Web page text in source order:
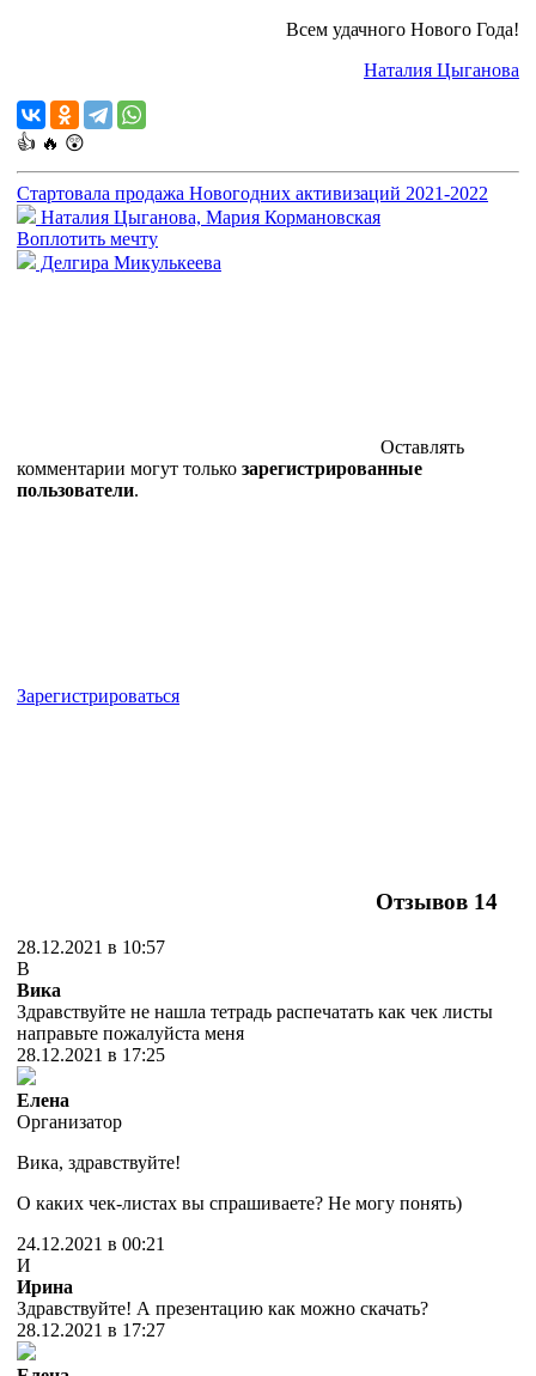
Всем удачного Нового Года!
Наталия Цыганова
👍 🔥 😲
Стартовала продажа Новогодних активизаций 2021-2022
Наталия Цыганова, Мария Кормановская
Воплотить мечту
Делгира Микулькеева
Оставлять
комментарии могут только зарегистрированные
пользователи.
Зарегистрироваться
Отзывов 14
28.12.2021 в 10:57
В
Вика
Здравствуйте не нашла тетрадь распечатать как чек листы
направьте пожалуйста меня
28.12.2021 в 17:25
Елена
Организатор
Вика, здравствуйте!
О каких чек-листах вы спрашиваете? Не могу понять)
24.12.2021 в 00:21
И
Ирина
Здравствуйте! А презентацию как можно скачать?
28.12.2021 в 17:27